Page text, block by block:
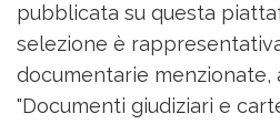
pubblicata su questa
selezione è
documentarie menzionate,
"Documenti giudiziari e